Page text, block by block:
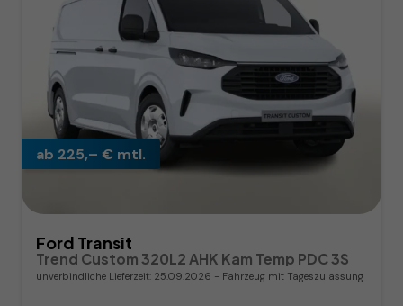
ab 225,– € mtl.
Ford Transit
Trend Custom 320L2 AHK Kam Temp PDC 3S
unverbindliche Lieferzeit: 25.09.2026 Fahrzeug mit Tageszulassung